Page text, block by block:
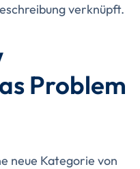
verknüpft.
Problem
neue Kategorie von